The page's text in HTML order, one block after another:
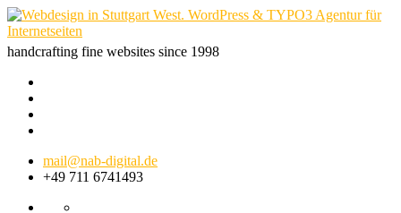
handcrafting fine websites since 1998
mail@nab-digital.de
+49 711 6741493